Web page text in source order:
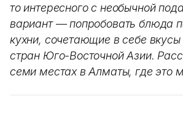
то интересного с необычной
вариант — попробовать блюда
кухни, сочетающие в себе вкусы
стран Юго-Восточной Азии.
семи местах в Алматы, где это